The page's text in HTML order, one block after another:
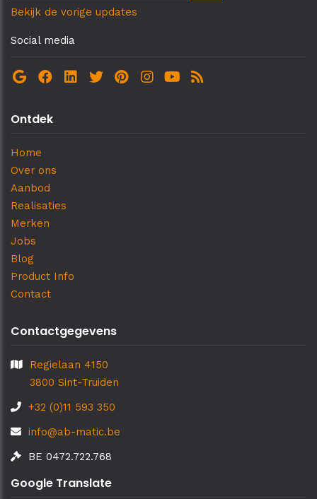
Bekijk de vorige updates
Social media
Ontdek
Home
Over ons
Aanbod
Realisaties
Merken
Jobs
Blog
Product Info
Contact
Contactgegevens
Regielaan 4150
3800 Sint-Truiden
+32 (0)11 593 350
info@ab-matic.be
BE 0472.722.768
Google Translate